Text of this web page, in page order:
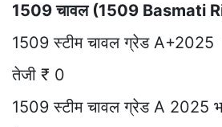
1509 चावल (1509 Basmati
1509 स्टीम चावल ग्रेड
तेजी ₹ 0
1509 स्टीम चावल ग्रेड A 2025